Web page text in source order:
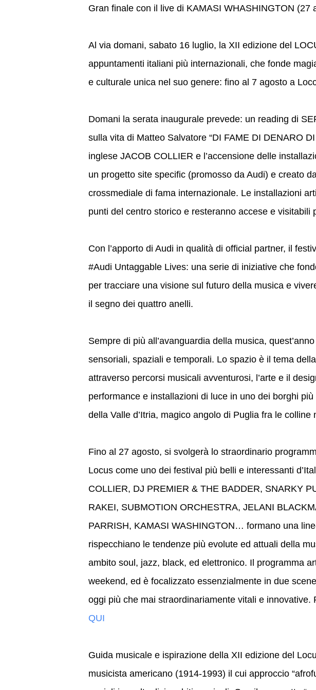
Gran finale con il live di KAMASI WHASHINGTON (27
Al via domani, sabato 16 luglio, la XII edizione del
appuntamenti italiani più internazionali, che fonde
e culturale unica nel suo genere: fino al 7 agosto a
Domani la serata inaugurale prevede: un reading di
sulla vita di Matteo Salvatore “DI FAME DI DENARO
inglese JACOB COLLIER e l’accensione delle
un progetto site specific (promosso da Audi) e creato
crossmediale di fama internazionale. Le installazioni
punti del centro storico e resteranno accese e visitabili
Con l’apporto di Audi in qualità di official partner, il
#Audi Untaggable Lives: una serie di iniziative che
per tracciare una visione sul futuro della musica e
il segno dei quattro anelli.
Sempre di più all’avanguardia della musica,
sensoriali, spaziali e temporali. Lo spazio è il tema
attraverso percorsi musicali avventurosi, l’arte e il
performance e installazioni di luce in uno dei borghi
della Valle d’Itria, magico angolo di Puglia fra le
Fino al 27 agosto, si svolgerà lo straordinario
Locus come uno dei festival più belli e interessanti
COLLIER, DJ PREMIER & THE BADDER, SNARKY
RAKEI, SUBMOTION ORCHESTRA, JELANI
PARRISH, KAMASI WASHINGTON… formano una
rispecchiano le tendenze più evolute ed attuali della
ambito soul, jazz, black, ed elettronico. Il programma
weekend, ed è focalizzato essenzialmente in due
oggi più che mai straordinariamente vitali e innovative.
QUI
Guida musicale e ispirazione della XII edizione del
musicista americano (1914-1993) il cui approccio